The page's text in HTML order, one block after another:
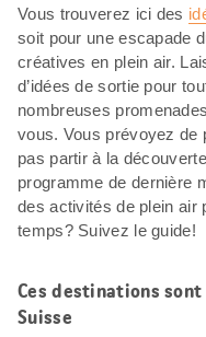
Vous trouverez ici des
soit pour une escapade
créatives en plein air.
d’idées de sortie pour
nombreuses
vous. Vous prévoyez de
pas partir à la
programme de dernière
des activités de plein air
temps? Suivez le guide!
Ces destinations
Suisse